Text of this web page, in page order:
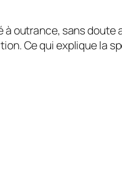
outrance, sans doute
Ce qui explique la